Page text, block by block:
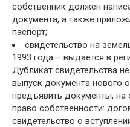
собственник должен
документа, а также
паспорт;
свидетельство на
1993 года – выдается в
Дубликат свидетельства
выпуск документа нового
предъявить документы, на
право собственности:
свидетельство о